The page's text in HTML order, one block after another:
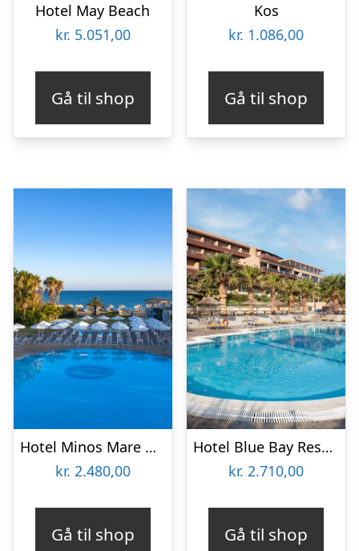
Hotel May Beach
kr. 5.051,00
Gå til shop
Kos
kr. 1.086,00
Gå til shop
Hotel Minos Mare Beach
kr. 2.480,00
Gå til shop
Hotel Blue Bay Resort
kr. 2.710,00
Gå til shop